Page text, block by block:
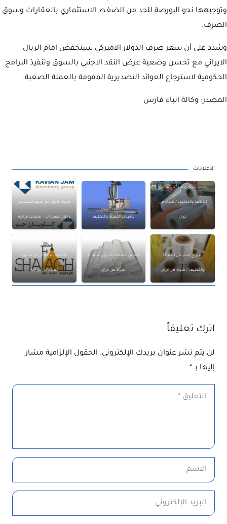
وتوجيهها نحو البورصة للحد من الضغط الاستثماري بالعقارات وسوق
الصرف.
وشدد على أن سعر صرف الدولار الاميركي سينخفض امام الريال
الايراني مع تحسن وضعية عرض النقد الاجنبي بالسوق وتنفيذ البرامج
الحكومية لاسترجاع العوائد التصديرية المقومة بالعملة الصعبة.
المصدر: وكالة انباء فارس
الاعلانات
رولات شرنک واسترتش/ستریج
للتعبئة والتغليف / شراء من
ايران ماكينات التعبئة والتغليف
شركة كاويان جم سپهر للتصميم
وإنتاج الكسارات – منتجات ايرانية
ستريج استرتش للتعبئة
والتغليف / شراء من ايران
أكياس التغليف الحراري شرنك/
شراء من ايران
للإضاءة شركة آني نور شفق –
المنتجات الإيرانية
اترك تعليقاً
لن يتم نشر عنوان بريدك الإلكتروني. الحقول الإلزامية مشار
إليها بـ*